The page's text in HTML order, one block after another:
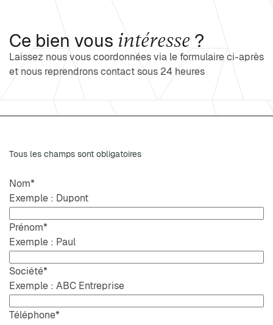
Ce bien vous intéresse ?
Laissez nous vous coordonnées via le formulaire ci-après
et nous reprendrons contact sous 24 heures
Tous les champs sont obligatoires
Nom*
Exemple : Dupont
Prénom*
Exemple : Paul
Société*
Exemple : ABC Entreprise
Téléphone*